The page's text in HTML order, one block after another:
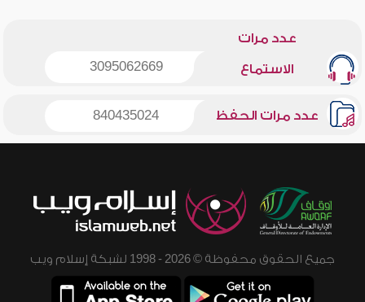
عدد مرات
الاستماع 3095062669
عدد مرات الحفظ 840435024
جميع الحقوق محفوظة © 2026 - 1998 لشبكة إسلام ويب